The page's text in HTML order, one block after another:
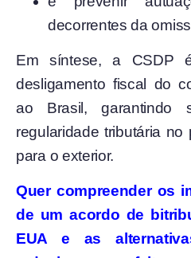
decorrentes da
Em síntese, a CSDP
desligamento fiscal do
ao Brasil, garantindo
regularidade tributária
para o exterior.
Quer compreender os
de um acordo de
EUA e as